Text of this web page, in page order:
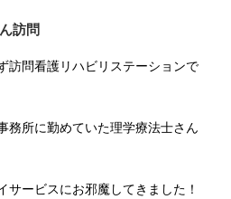
訪問
訪問看護リハビリステーションで
務所に勤めていた理学療法士さん
サービスにお邪魔してきました！